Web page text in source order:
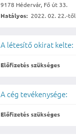
9178 Hédervár, Fő út 33.
Hatályos: 2022. 02. 22.-től
A létesítő okirat kelte:
Előfizetés szükséges
A cég tevékenysége:
Előfizetés szükséges